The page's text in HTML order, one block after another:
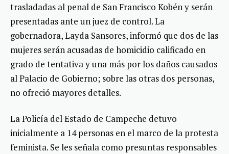
trasladadas al penal de San Francisco Kobén y serán
presentadas ante un juez de control. La
gobernadora, Layda Sansores, informó que dos de las
mujeres serán acusadas de homicidio calificado en
grado de tentativa y una más por los daños causados
al Palacio de Gobierno; sobre las otras dos personas,
no ofreció mayores detalles.
La Policía del Estado de Campeche detuvo
inicialmente a 14 personas en el marco de la protesta
feminista. Se les señala como presuntas responsables